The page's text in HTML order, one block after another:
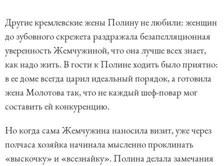
Другие кремлевские жены Полину не любили: женщин
до зубовного скрежета раздражала безапелляционная
уверенность Жемчужиной, что она лучше всех знает,
как надо жить. В гости к Полине ходить было приятно:
в ее доме всегда царил идеальный порядок, а готовила
жена Молотова так, что не каждый шеф-повар мог
составить ей конкуренцию.
Но когда сама Жемчужина наносила визит, уже через
полчаса хозяйка начинала мысленно проклинать
«выскочку» и «всезнайку». Полина делала замечания